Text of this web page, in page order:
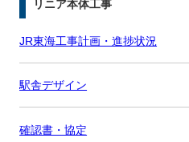
リニア本体工事
JR東海工事計画・進捗状況
駅舎デザイン
確認書・協定